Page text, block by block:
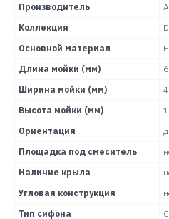
Производитель
Коллекция
Основной материал
Длина мойки (мм)
Ширина мойки (мм)
Высота мойки (мм)
Ориентация
Площадка под смеситель
Наличие крыла
Угловая конструкция
Тип сифона